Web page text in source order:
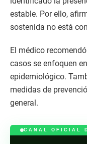
estable. Por ello,
sostenida no está
El médico
casos se enfoquen
epidemiológico.
medidas de
general.
CANAL OFICIAL